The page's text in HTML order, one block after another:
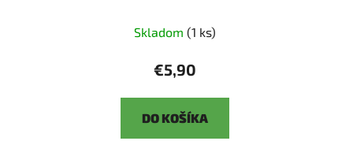
Skladom (1 ks)
€5,90
DO KOŠÍKA